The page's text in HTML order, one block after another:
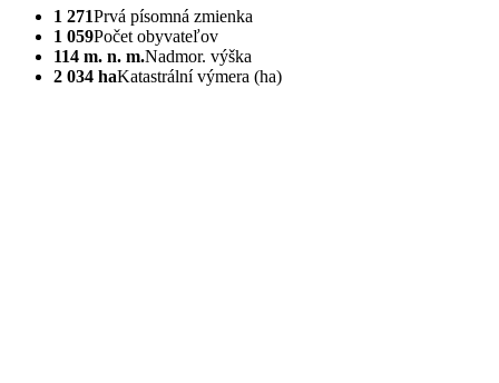
1 271Prvá písomná zmienka
1 059Počet obyvateľov
114 m. n. m.Nadmor. výška
2 034 haKatastrální výmera (ha)